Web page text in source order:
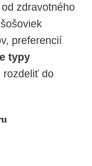
zdravotného
preferencií
typy
rozdeliť do